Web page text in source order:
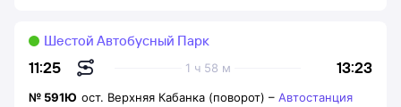
11:25 13:23
1 ч 58 м
Шестой Автобусный Парк
№ 591Ю ост. Верхняя Кабанка (поворот) – Автостанция